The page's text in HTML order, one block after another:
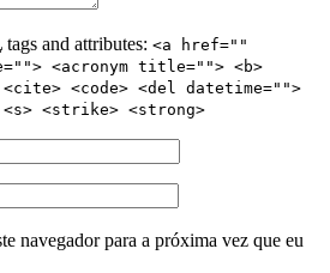
tags and attributes: <a href=""
<acronym title=""> <b>
<code> <del datetime="">
<strike> <strong>
navegador para a próxima vez que eu